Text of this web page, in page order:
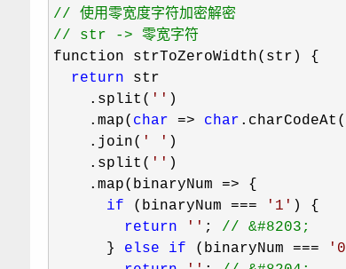
//
// str -> 零宽字符
function strToZeroWidth(str) {
return str
    .split(
'' )
    .map(
char => char .charCodeAt(
    .join(
' ' )
    .split(
'' )
    .map(binaryNum
=> {
if (binaryNum === ' 1 ' ) {
return
' ' ; // &#8203;
      }
else if (binaryNum === ' 0